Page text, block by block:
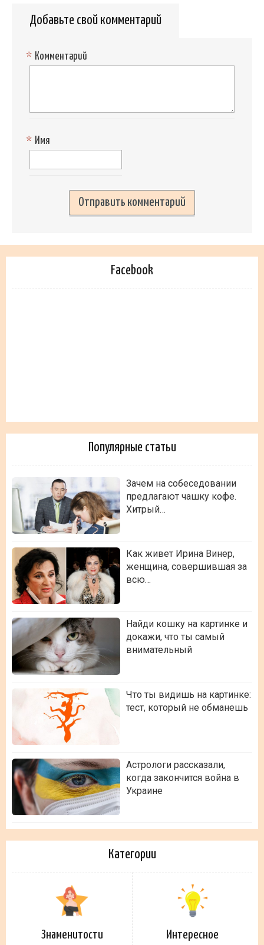
Добавьте свой комментарий
Комментарий
*
Имя
*
Facebook
Популярные статьи
Зачем на собеседовании
предлагают чашку кофе.
Хитрый…
Как живет Ирина Винер,
женщина, совершившая за
всю…
Найди кошку на картинке и
докажи, что ты самый
внимательный
Что ты видишь на картинке:
тест, который не обманешь
Астрологи рассказали,
когда закончится война в
Украине
Категории
Знаменитости Интересное